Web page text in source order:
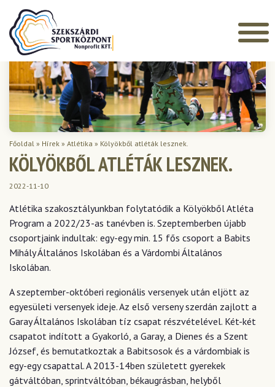
Főoldal » Hírek » Atlétika » Kölyökből atléták lesznek.
KÖLYÖKBŐL ATLÉTÁK LESZNEK.
2022-11-10
Atlétika szakosztályunkban folytatódik a Kölyökből Atléta
Program a 2022/23-as tanévben is. Szeptemberben újabb
csoportjaink indultak: egy-egy min. 15 fős csoport a Babits
Mihály Általános Iskolában és a Várdombi Általános
Iskolában.
A szeptember-októberi regionális versenyek után eljött az
egyesületi versenyek ideje. Az első verseny szerdán zajlott a
Garay Általános Iskolában tíz csapat részvételével. Két-két
csapatot indított a Gyakorló, a Garay, a Dienes és a Szent
József, és bemutatkoztak a Babitsosok és a várdombiak is
egy-egy csapattal. A 2013-14ben született gyerekek
gátváltóban, sprintváltóban, békaugrásban, helyből